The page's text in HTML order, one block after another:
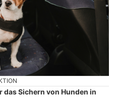
Sichern von Hunden in